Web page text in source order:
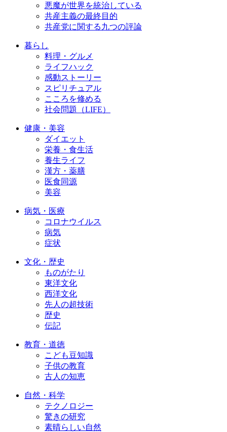
悪魔が世界を統治している
共産主義の最終目的
共産党に関する九つの評論
暮らし
料理・グルメ
ライフハック
感動ストーリー
スピリチュアル
こころを修める
社会問題（LIFE）
健康・美容
ダイエット
栄養・食生活
養生ライフ
漢方・薬膳
医食同源
美容
病気・医療
コロナウイルス
病気
症状
文化・歴史
ものがたり
東洋文化
西洋文化
先人の超技術
歴史
伝記
教育・道徳
こども豆知識
子供の教育
古人の知恵
自然・科学
テクノロジー
驚きの研究
素晴らしい自然